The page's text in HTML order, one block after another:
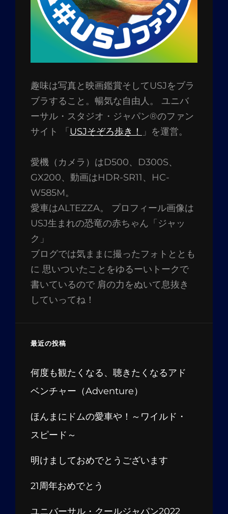
趣味は写真と映画鑑賞そしてUSJをブラ
ブラすること。暢気な自由人。 ユニバ
ーサル・スタジオ・ジャパン®のファン
サイト 「 USJそぞろ歩き！ 」を運営。
愛機（カメラ）はD500、D300S、
GX200、動画はHDR-SR11、HC-
W585M。
愛車はALTEZZA。 プロフィール画像は
USJ生まれの恐竜の赤ちゃん「ジャッ
ク」
ブログでは気ままに撮ったフォトととも
に 思いついたことをゆるーいトークで
書いているので 肩の力をぬいて息抜き
していってね！
最近の投稿
何度も観たくなる、聴きたくなるアド
ベンチャー（Adventure）
ほんまにドムの愛車や！～ワイルド・
スピード～
明けましておめでとうございます
21周年おめでとう
ユニバーサル・クールジャパン2022